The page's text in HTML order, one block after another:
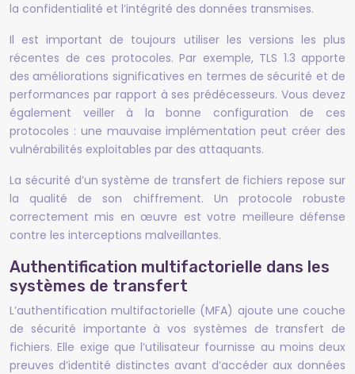
la confidentialité et l’intégrité des données transmises.
Il est important de toujours utiliser les versions les plus
récentes de ces protocoles. Par exemple, TLS 1.3 apporte
des améliorations significatives en termes de sécurité et de
performances par rapport à ses prédécesseurs. Vous devez
également veiller à la bonne configuration de ces
protocoles : une mauvaise implémentation peut créer des
vulnérabilités exploitables par des attaquants.
La sécurité d’un système de transfert de fichiers repose sur
la qualité de son chiffrement. Un protocole robuste
correctement mis en œuvre est votre meilleure défense
contre les interceptions malveillantes.
Authentification multifactorielle dans les
systèmes de transfert
L’authentification multifactorielle (MFA) ajoute une couche
de sécurité importante à vos systèmes de transfert de
fichiers. Elle exige que l’utilisateur fournisse au moins deux
preuves d’identité distinctes avant d’accéder aux données